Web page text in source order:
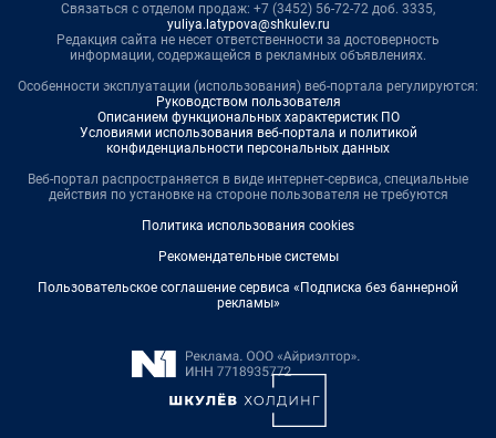
Связаться с отделом продаж: +7 (3452) 56-72-72 доб. 3335,
yuliya.latypova@shkulev.ru
Редакция сайта не несет ответственности за достоверность
информации, содержащейся в рекламных объявлениях.
Особенности эксплуатации (использования) веб-портала регулируются:
Руководством пользователя
Описанием функциональных характеристик ПО
Условиями использования веб-портала и политикой
конфиденциальности персональных данных
Веб-портал распространяется в виде интернет-сервиса, специальные
действия по установке на стороне пользователя не требуются
Политика использования cookies
Рекомендательные системы
Пользовательское соглашение сервиса «Подписка без баннерной
рекламы»